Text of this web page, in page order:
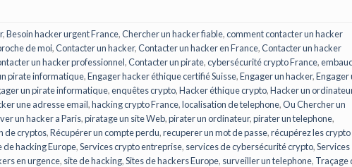
,Besoin hacker urgent France,Chercher un hacker fiable,comment contacter un hacker
de moi,Contacter un hacker,Contacter un hacker en France,Contacter un hacker
un hacker professionnel,Contacter un pirate,cybersécurité crypto France,
pirate informatique,Engager hacker éthique certifié Suisse,Engager un hacker,Engager
un pirate informatique,enquêtes crypto,Hacker éthique crypto,Hacker un
une adresse email,hacking crypto France,localisation de telephone,Ou Chercher un
un hacker a Paris,piratage un site Web,pirater un ordinateur,pirater un telephone,
de cryptos,Récupérer un compte perdu,recuperer un mot de passe,récupérez les crypto
de hacking Europe,Services crypto entreprise, services de cybersécurité crypto,Services
en urgence, site de hacking,Sites de hackers Europe, surveiller un telephone, Traçage